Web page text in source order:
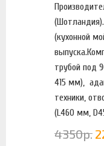
(кухонной
трубой под
415 мм),
техники,
(L460 мм,
4350р.